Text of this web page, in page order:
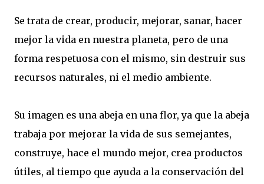
Se trata de crear, producir, mejorar, sanar, hacer
mejor la vida en nuestra planeta, pero de una
forma respetuosa con el mismo, sin destruir sus
recursos naturales, ni el medio ambiente.
Su imagen es una abeja en una flor, ya que la abeja
trabaja por mejorar la vida de sus semejantes,
construye, hace el mundo mejor, crea productos
útiles, al tiempo que ayuda a la conservación del